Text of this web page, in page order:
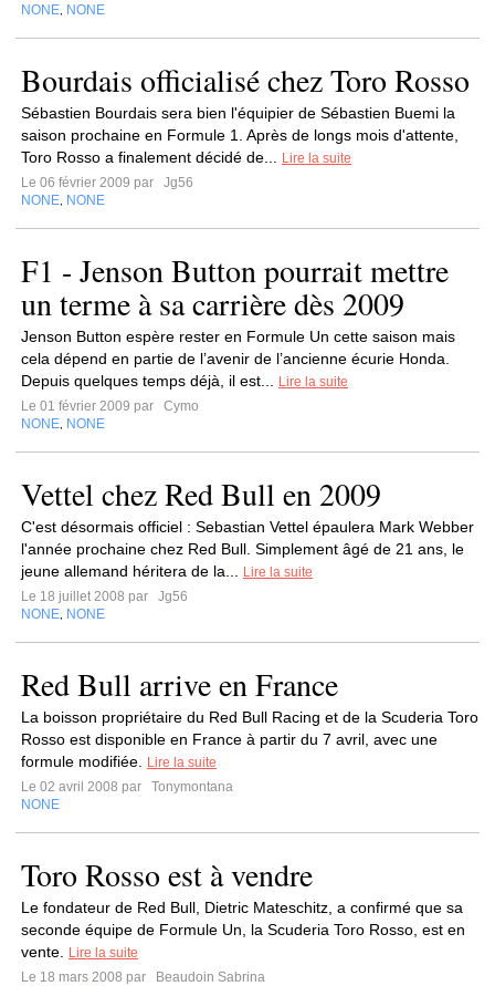
NONE NONE
Bourdais officialisé chez Toro Rosso
Sébastien Bourdais sera bien l'équipier de Sébastien Buemi la
saison prochaine en Formule 1. Après de longs mois d'attente,
Toro Rosso a finalement décidé de...
Lire la suite
Le 06 février 2009 par
Jg56
NONE NONE
F1 - Jenson Button pourrait mettre
un terme à sa carrière dès 2009
Jenson Button espère rester en Formule Un cette saison mais
cela dépend en partie de l’avenir de l’ancienne écurie Honda.
Depuis quelques temps déjà, il est...
Lire la suite
Le 01 février 2009 par
Cymo
NONE NONE
Vettel chez Red Bull en 2009
C'est désormais officiel : Sebastian Vettel épaulera Mark Webber
l'année prochaine chez Red Bull. Simplement âgé de 21 ans, le
jeune allemand héritera de la...
Lire la suite
Le 18 juillet 2008 par
Jg56
NONE NONE
Red Bull arrive en France
La boisson propriétaire du Red Bull Racing et de la Scuderia Toro
Rosso est disponible en France à partir du 7 avril, avec une
formule modifiée.
Lire la suite
Le 02 avril 2008 par
Tonymontana
NONE
Toro Rosso est à vendre
Le fondateur de Red Bull, Dietric Mateschitz, a confirmé que sa
seconde équipe de Formule Un, la Scuderia Toro Rosso, est en
vente.
Lire la suite
Le 18 mars 2008 par
Beaudoin Sabrina